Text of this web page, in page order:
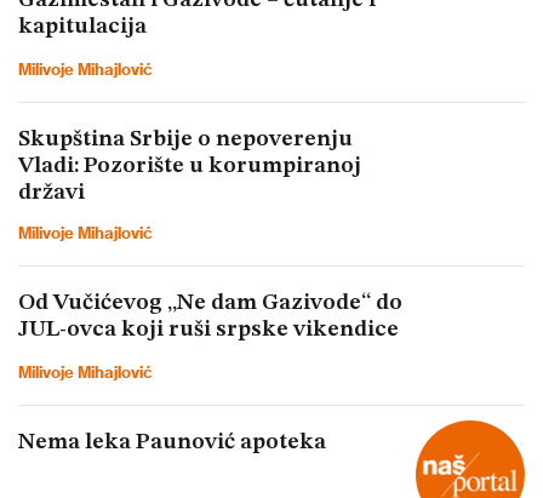
kapitulacija
Milivoje Mihajlović
Skupština Srbije o nepoverenju
Vladi: Pozorište u korumpiranoj
državi
Milivoje Mihajlović
Od Vučićevog „Ne dam Gazivode“ do
JUL-ovca koji ruši srpske vikendice
Milivoje Mihajlović
Nema leka Paunović apoteka